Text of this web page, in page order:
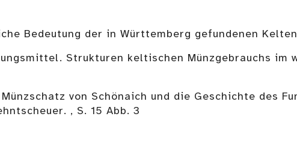
Bedeutung der in Württemberg gefundenen
Strukturen keltischen Münzgebrauchs im
von Schönaich und die Geschichte des
, S. 15 Abb. 3